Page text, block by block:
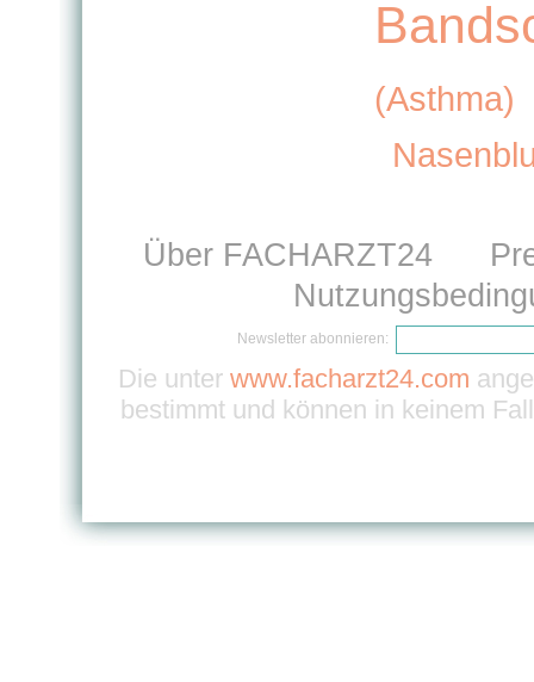
(Asthma)
Über FACHARZT24
Newsletter abonnieren:
Die unterwww.facharzt24.com
bestimmt und können in keinem